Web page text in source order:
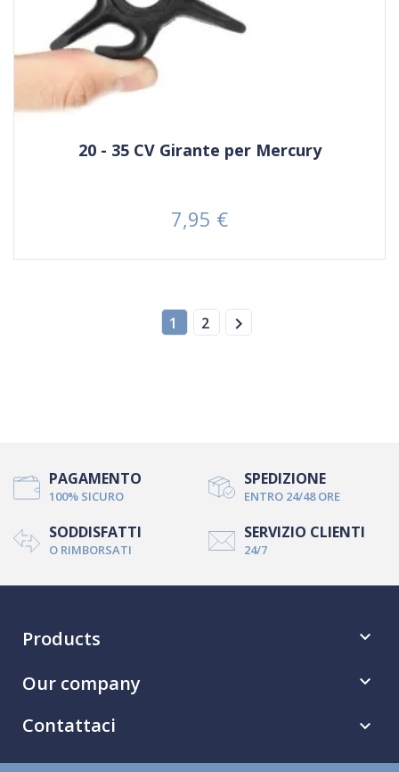
20 - 35 CV Girante per Mercury
Prezzo
7,95 €
1 2 
PAGAMENTO
100% SICURO
SPEDIZIONE
ENTRO 24/48 ORE
SODDISFATTI
O RIMBORSATI
SERVIZIO CLIENTI
24/7
Products 
Our company 
Contattaci 